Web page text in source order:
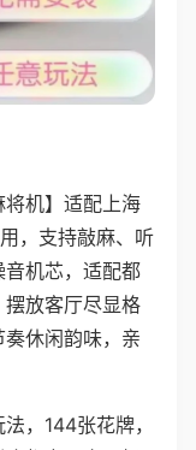
将机】适配上海
，支持敲麻、听
机芯，适配都
放客厅尽显格
休闲韵味，亲
，144张花牌，